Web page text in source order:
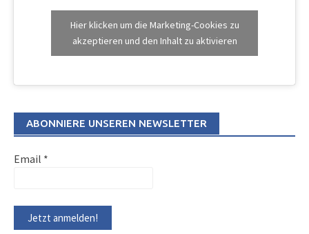
Hier klicken um die Marketing-Cookies zu
akzeptieren und den Inhalt zu aktivieren
ABONNIERE UNSEREN NEWSLETTER
Email *